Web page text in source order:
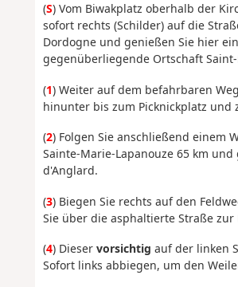
(S) Vom Biwakplatz oberhalb der
sofort rechts (Schilder) auf die
Dordogne und genießen Sie hier
gegenüberliegende Ortschaft
(1) Weiter auf dem befahrbaren
hinunter bis zum Picknickplatz und
(2) Folgen Sie anschließend einem
Sainte-Marie-Lapanouze 65 km
d'Anglard.
(3) Biegen Sie rechts auf den
Sie über die asphaltierte Straße zur
(4) Dieser vorsichtig auf der linken
Sofort links abbiegen, um den